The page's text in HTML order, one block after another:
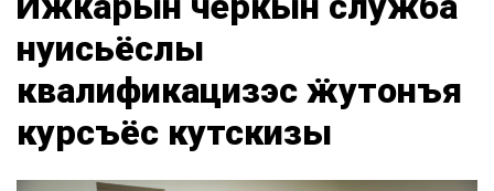
нуисьёслы
квалификацизэс ӝутонъя
курсъёс кутскизы